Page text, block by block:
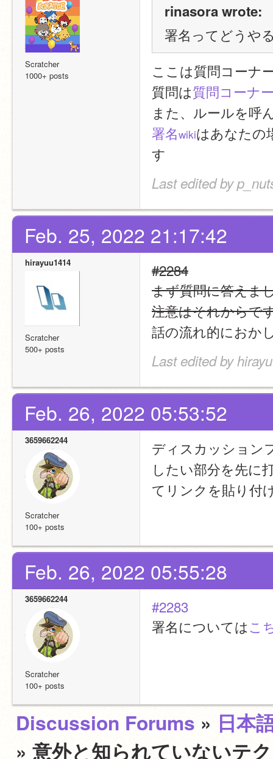
Scratcher
1000+ posts
rinasora wrote:
署名ってどうや
ここは質問コーナ
質問は質問コーナ
また、ルールを呼
署名wikiはあなたの
す
Last edited by
Feb. 25, 2022 21:17:42
hirayuu1414
Scratcher
500+ posts
#2284
まず質問に答えま
注意はそれからで
話の流れ的におか
Last edited by
Feb. 26, 2022 05:53:52
3659662244
Scratcher
100+ posts
ディスカッション
したい部分を先に
てリンクを貼り付
Feb. 26, 2022 05:55:28
3659662244
Scratcher
100+ posts
#2283
署名についてはこ
Discussion Forums » 日本
» 意外と知られていないテ